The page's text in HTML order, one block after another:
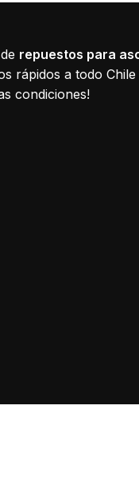
repuestos para
rápidos a todo
condiciones!